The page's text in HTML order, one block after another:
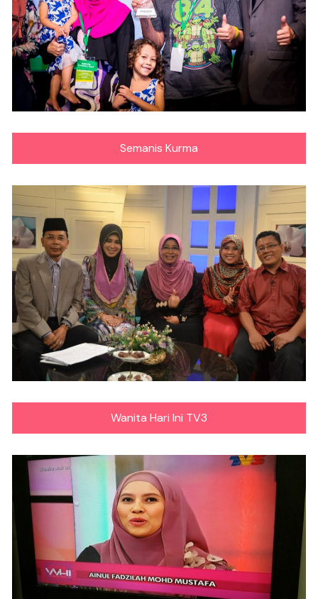
Semanis Kurma
Wanita Hari Ini TV3